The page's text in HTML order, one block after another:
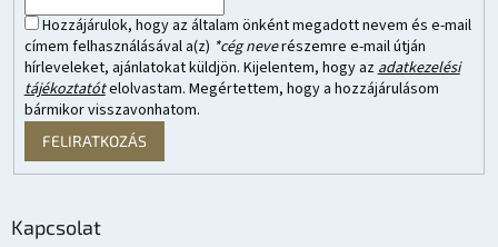
Hozzájárulok, hogy az általam önként megadott nevem és e-mail
címem felhasználásával a(z) *cég neverészemre e-mail útján
hírleveleket, ajánlatokat küldjön. Kijelentem, hogy azadatkezelési
tájékoztatótelolvastam. Megértettem, hogy a hozzájárulásom
bármikor visszavonhatom.
FELIRATKOZÁS
Kapcsolat